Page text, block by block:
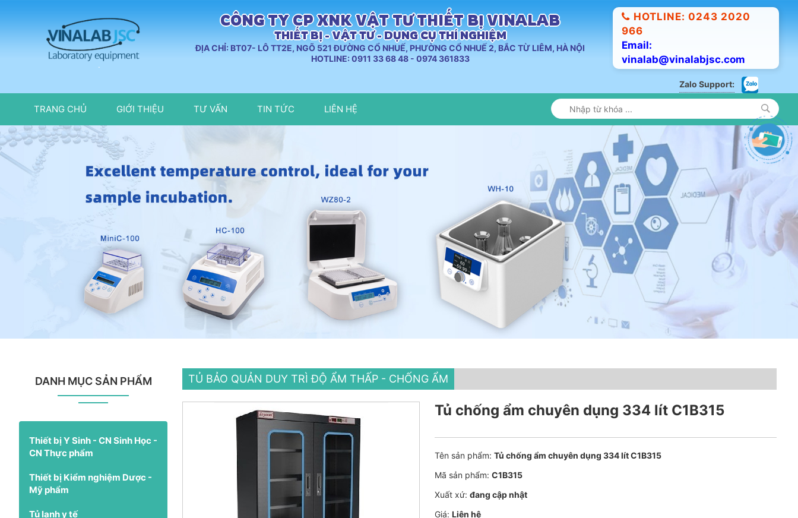
CÔNG TY CP XNK VẬT TƯ THIẾT BỊ VINALAB
THIẾT BỊ - VẬT TƯ - DỤNG CỤ THÍ NGHIỆM
ĐỊA CHỈ: BT07- LÔ TT2E, NGÕ 521 ĐƯỜNG CỔ NHUẾ, PHƯỜNG CỔ NHUẾ 2, BẮC TỪ LIÊM, HÀ NỘI
HOTLINE: 0911 33 68 48 - 0974 361833
HOTLINE: 0243 2020
966
Email:
vinalab@vinalabjsc.com
Zalo Support:
TRANG CHỦ GIỚI THIỆU TƯ VẤN TIN TỨC LIÊN HỆ
DANH MỤC SẢN PHẨM
Thiết bị Y Sinh - CN Sinh Học -
CN Thực phẩm
Thiết bị Kiểm nghiệm Dược -
Mỹ phẩm
Tủ lạnh y tế
TỦ BẢO QUẢN DUY TRÌ ĐỘ ẨM THẤP - CHỐNG ẨM
Tủ chống ẩm chuyên dụng 334 lít C1B315
Tên sản phẩm: Tủ chống ẩm chuyên dụng 334 lít C1B315
Mã sản phẩm: C1B315
Xuất xứ: đang cập nhật
Giá: Liên hệ